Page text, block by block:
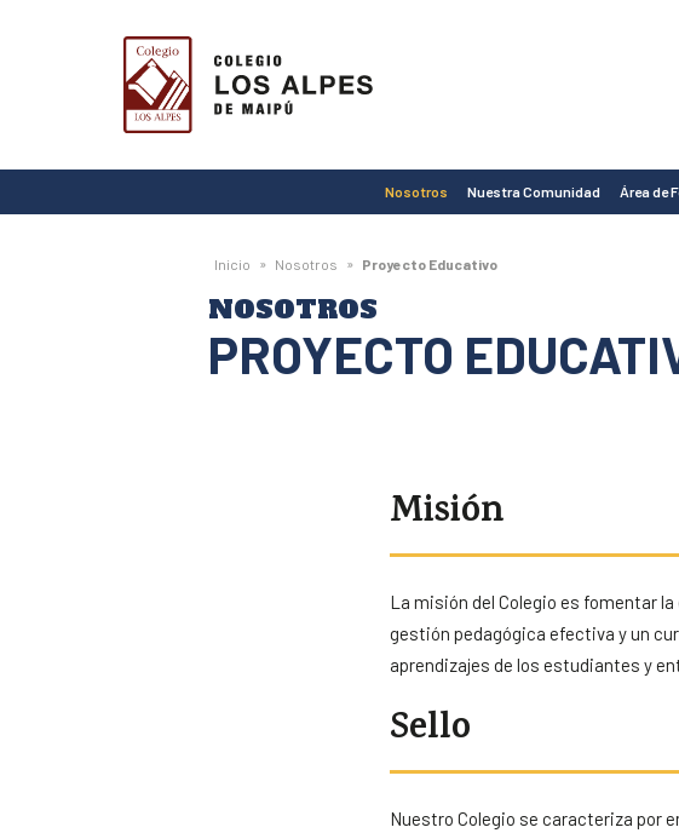
Colegio
Los
Alpes
de
Maipú
Nosotros Nuestra Comunidad Área de
Inicio » Nosotros » Proyecto Educativo
NOSOTROS
PROYECTO
Misión
La misión del Colegio es fomentar
gestión pedagógica efectiva y un
aprendizajes de los estudiantes y
Sello
Nuestro Colegio se caracteriza por